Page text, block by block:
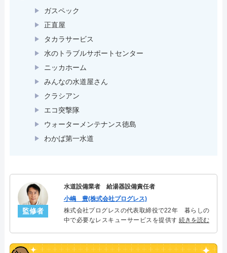
ガスペック
正直屋
タカラサービス
水のトラブルサポートセンター
ニッカホーム
みんなの水道屋さん
クラシアン
エコ突撃隊
ウォーターメンテナンス徳島
わかば第一水道
監修者
水道設備業者 給湯器設備責任者
小嶋 豊(株式会社プログレス)
株式会社プログレスの代表取締役で22年 暮らしの
中で必要なレスキューサービスを提供する株式会社
決。多くのお客様に信頼される「給湯器」のスペシ
続きを読む